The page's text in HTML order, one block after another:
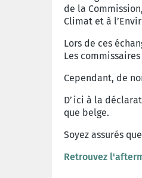
de la
Climat et à
Lors de ces
Les
Cependant, de
D’ici à la
que belge.
Soyez assurés
Retrouvez